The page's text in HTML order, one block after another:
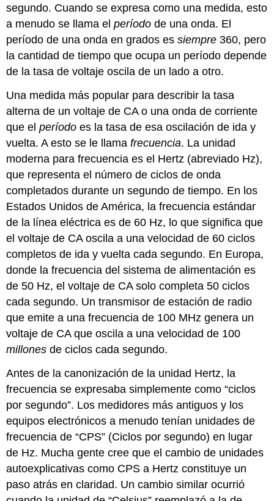
segundo. Cuando se expresa como una medida, esto
a menudo se llama elperíodo de una onda. El
período de una onda en grados essiempre 360, pero
la cantidad de tiempo que ocupa un período depende
de la tasa de voltaje oscila de un lado a otro.
Una medida más popular para describir la tasa
alterna de un voltaje de CA o una onda de corriente
que elperíodo es la tasa de esa oscilación de ida y
vuelta. A esto se le llamafrecuencia. La unidad
moderna para frecuencia es el Hertz (abreviado Hz),
que representa el número de ciclos de onda
completados durante un segundo de tiempo. En los
Estados Unidos de América, la frecuencia estándar
de la línea eléctrica es de 60 Hz, lo que significa que
el voltaje de CA oscila a una velocidad de 60 ciclos
completos de ida y vuelta cada segundo. En Europa,
donde la frecuencia del sistema de alimentación es
de 50 Hz, el voltaje de CA solo completa 50 ciclos
cada segundo. Un transmisor de estación de radio
que emite a una frecuencia de 100 MHz genera un
voltaje de CA que oscila a una velocidad de 100
millones de ciclos cada segundo.
Antes de la canonización de la unidad Hertz, la
frecuencia se expresaba simplemente como “ciclos
por segundo”. Los medidores más antiguos y los
equipos electrónicos a menudo tenían unidades de
frecuencia de “CPS” (Ciclos por segundo) en lugar
de Hz. Mucha gente cree que el cambio de unidades
autoexplicativas como CPS a Hertz constituye un
paso atrás en claridad. Un cambio similar ocurrió